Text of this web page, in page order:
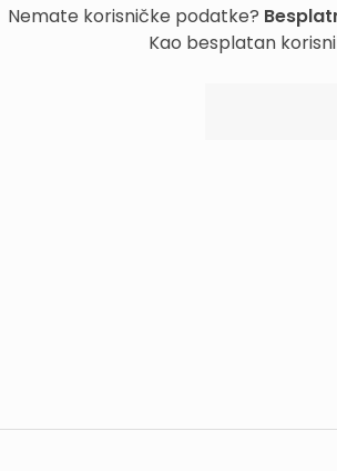
Nemate korisničke podatke?
Kao besplatan